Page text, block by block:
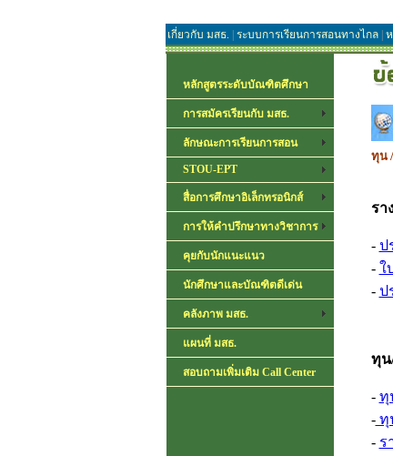
เกี่ยวกับ มสธ. ระบบการเรียนการสอนทางไกล
หลักสูตรระดับบัณฑิตศึกษา
การสมัครเรียนกับ มสธ.
ลักษณะการเรียนการสอน
STOU-EPT
สื่อการศึกษาอิเล็กทรอนิกส์
การให้คำปรึกษาทางวิชาการ
คุยกับนักแนะแนว
นักศึกษาและบัณฑิตดีเด่น
คลังภาพ มสธ.
แผนที่ มสธ.
สอบถามเพิ่มเติม Call Center
ทุน
รา
- ป
- ใ
- ป
ทุน
- ทุ
-ทุ
- ร